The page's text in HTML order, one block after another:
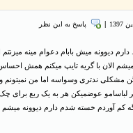
پاسخ به این نظر
دیوونه میش بابام دعوام مینه میزنتم
میشم الان با گریه تایپ میکنم همش
مشکلی ندتری وسواسه اما من
لباسامو عوضمیکن هر به یک ربع
کم آوردم خسته شدم دارم دیوونه میشم